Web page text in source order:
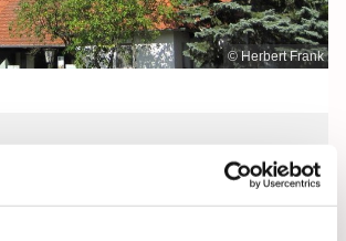
© Herbert Frank
13. November 2027, 17:30 -